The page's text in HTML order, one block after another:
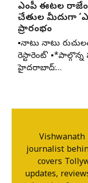
ఎంపీ ఈటల
చేతుల మీదుగా
ప్రారంభం
▪️నాటు నాటు
రెస్టారెంట్'
హైదరాబాద్:…
journalist
covers
updates,